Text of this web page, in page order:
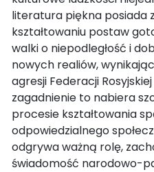
literatura piękna posiada
kształtowaniu postaw
walki o niepodległość i
nowych realiów,
agresji Federacji
zagadnienie to nabiera
procesie kształtowania
odpowiedzialnego
odgrywa ważną rolę,
świadomość narodowo-